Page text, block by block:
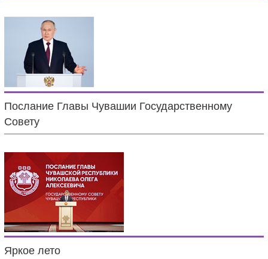
Послание Главы Чувашии Государственному
Совету
Яркое лето